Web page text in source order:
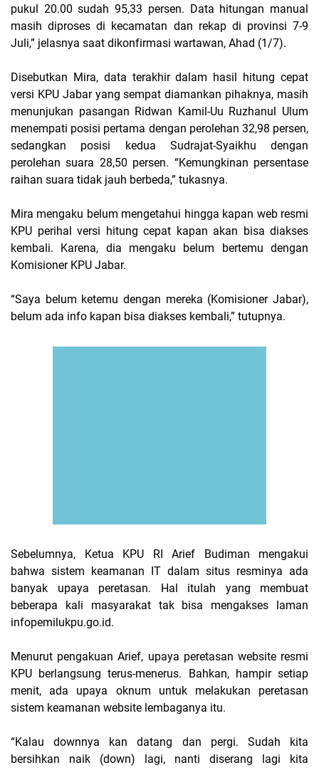
pukul 20.00 sudah 95,33 persen. Data hitungan manual
masih diproses di kecamatan dan rekap di provinsi 7-9
Juli,” jelasnya saat dikonfirmasi wartawan, Ahad (1/7).
Disebutkan Mira, data terakhir dalam hasil hitung cepat
versi KPU Jabar yang sempat diamankan pihaknya, masih
menunjukan pasangan Ridwan Kamil-Uu Ruzhanul Ulum
menempati posisi pertama dengan perolehan 32,98 persen,
sedangkan posisi kedua Sudrajat-Syaikhu dengan
perolehan suara 28,50 persen. “Kemungkinan persentase
raihan suara tidak jauh berbeda,” tukasnya.
Mira mengaku belum mengetahui hingga kapan web resmi
KPU perihal versi hitung cepat kapan akan bisa diakses
kembali. Karena, dia mengaku belum bertemu dengan
Komisioner KPU Jabar.
“Saya belum ketemu dengan mereka (Komisioner Jabar),
belum ada info kapan bisa diakses kembali,” tutupnya.
Sebelumnya, Ketua KPU RI Arief Budiman mengakui
bahwa sistem keamanan IT dalam situs resminya ada
banyak upaya peretasan. Hal itulah yang membuat
beberapa kali masyarakat tak bisa mengakses laman
infopemilukpu.go.id.
Menurut pengakuan Arief, upaya peretasan website resmi
KPU berlangsung terus-menerus. Bahkan, hampir setiap
menit, ada upaya oknum untuk melakukan peretasan
sistem keamanan website lembaganya itu.
“Kalau downnya kan datang dan pergi. Sudah kita
bersihkan naik (down) lagi, nanti diserang lagi kita